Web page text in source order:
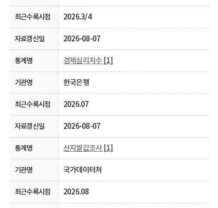
2026.3/4
2026-08-07
경제심리지수 [1]
한국은행
2026.07
2026-08-07
산지쌀값조사 [1]
국가데이터처
2026.08